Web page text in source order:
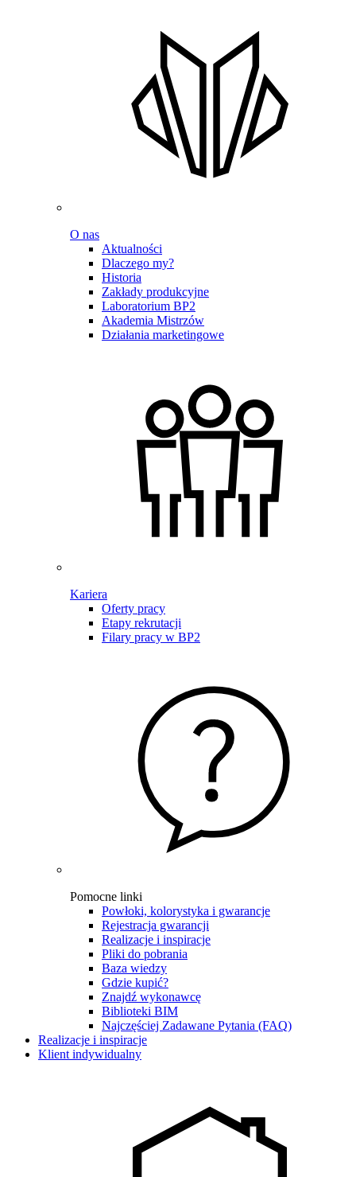
O nas
Aktualności
Dlaczego my?
Historia
Zakłady produkcyjne
Laboratorium BP2
Akademia Mistrzów
Działania marketingowe
Kariera
Oferty pracy
Etapy rekrutacji
Filary pracy w BP2
Pomocne linki
Powłoki, kolorystyka i gwarancje
Rejestracja gwarancji
Realizacje i inspiracje
Pliki do pobrania
Baza wiedzy
Gdzie kupić?
Znajdź wykonawcę
Biblioteki BIM
Najczęściej Zadawane Pytania (FAQ)
Realizacje i inspiracje
Klient indywidualny